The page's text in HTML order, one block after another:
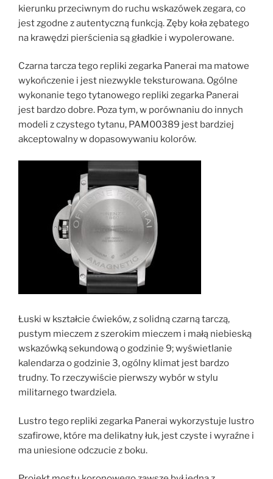
kierunku przeciwnym do ruchu wskazówek zegara, co
jest zgodne z autentyczną funkcją. Zęby koła zębatego
na krawędzi pierścienia są gładkie i wypolerowane.
Czarna tarcza tego repliki zegarka Panerai ma matowe
wykończenie i jest niezwykle teksturowana. Ogólne
wykonanie tego tytanowego repliki zegarka Panerai
jest bardzo dobre. Poza tym, w porównaniu do innych
modeli z czystego tytanu, PAM00389 jest bardziej
akceptowalny w dopasowywaniu kolorów.
Łuski w kształcie ćwieków, z solidną czarną tarczą,
pustym mieczem z szerokim mieczem i małą niebieską
wskazówką sekundową o godzinie 9; wyświetlanie
kalendarza o godzinie 3, ogólny klimat jest bardzo
trudny. To rzeczywiście pierwszy wybór w stylu
militarnego twardziela.
Lustro tego repliki zegarka Panerai wykorzystuje lustro
szafirowe, które ma delikatny łuk, jest czyste i wyraźne i
ma uniesione odczucie z boku.